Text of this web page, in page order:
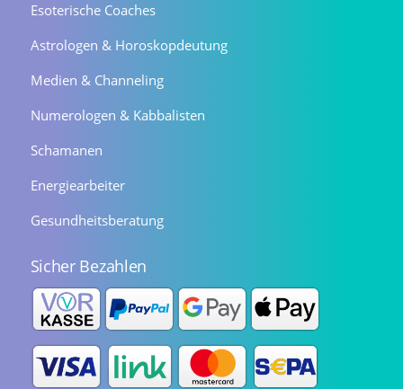
Esoterische Coaches
Astrologen & Horoskopdeutung
Medien & Channeling
Numerologen & Kabbalisten
Schamanen
Energiearbeiter
Gesundheitsberatung
Sicher Bezahlen